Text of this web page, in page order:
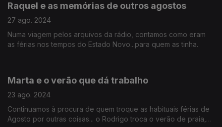
Raquel e as memórias de outros agostos
27 ago. 2024
Numa viagem pelos arquivos da rádio, contamos como eram
as férias nos tempos do Estado Novo...para quem as tinha.
Marta e o verão que dá trabalho
23 ago. 2024
Continuamos à procura de quem troque as habituais férias de
Agosto por outras coisas... o Rodrigo troca o verão de praia,